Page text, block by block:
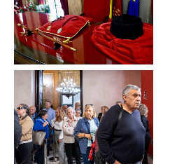
Sin leyenda
Sin leyenda